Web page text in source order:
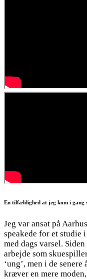
En tilfældighed at jeg kom i gang
Jeg var ansat på
speakede for et studie
med dags varsel.
arbejde som
‘ung’, men i de
kræver en mere